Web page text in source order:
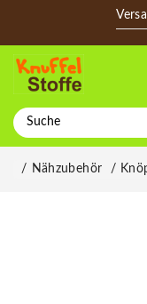
Nähzubehör